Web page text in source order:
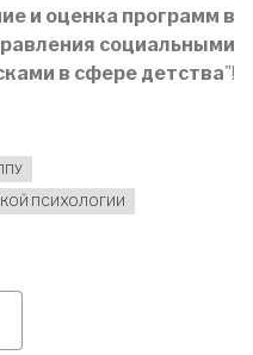
и оценка программ в
социальными
в сфере детства"!
ПСИХОЛОГИИ
ПРЕДСТАВЛЯЕМ